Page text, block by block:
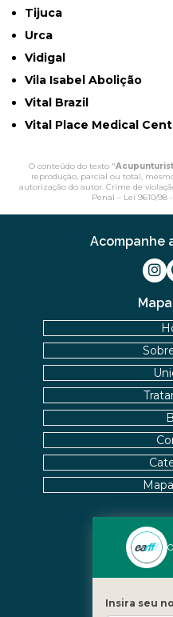
Tijuca
Urca
Vidigal
Vila Isabel Abolição
Vital Brazil
Vital Place Medical
O conteúdo do texto "
reprodução, parcial ou total,
autorização do autor. Crime de
Penal – Lei 9610/98
Barra -
Acompanhe
Insira seu